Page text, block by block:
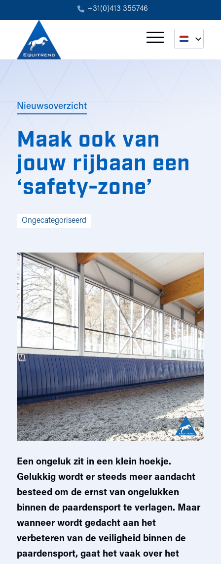
+31(0)413 355746
Nieuwsoverzicht
Maak ook van
jouw rijbaan een
‘safety-zone’
Ongecategoriseerd
Een ongeluk zit in een klein hoekje.
Gelukkig wordt er steeds meer aandacht
besteed om de ernst van ongelukken
binnen de paardensport te verlagen. Maar
wanneer wordt gedacht aan het
verbeteren van de veiligheid binnen de
paardensport, gaat het vaak over het